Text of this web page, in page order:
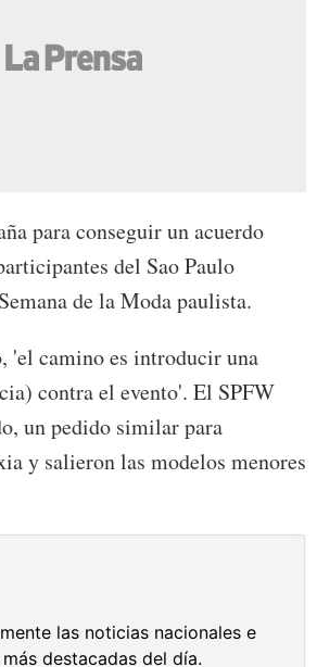
para conseguir un acuerdo
del Sao Paulo
de la Moda paulista.
'el camino es introducir una
contra el evento'. El SPFW
un pedido similar para
y salieron las modelos menores
las noticias nacionales e
destacadas del día.